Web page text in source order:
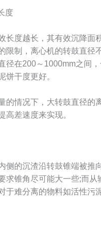
度
长度越长，其有效沉降面
限制，离心机的转鼓直径
径在200～1000mm之间
饼干度更好。
的情况下，大转鼓直径
高差速度来实现。
侧的沉渣沿转鼓锥端被推
求锥角尽可能大一些;而
于难分离的物料如活性污